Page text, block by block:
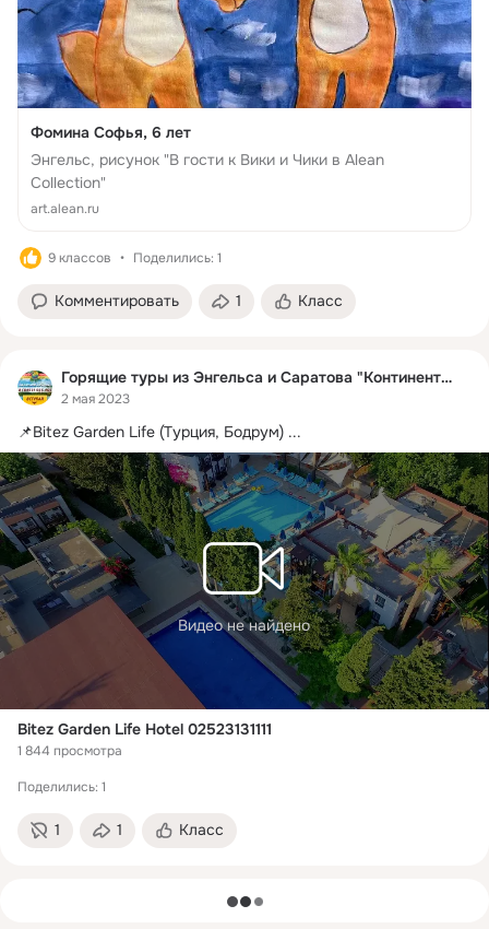
Фомина Софья, 6 лет
Энгельс, рисунок "В гости к Вики и Чики в Alean
Collection"
art.alean.ru
9 классов Поделились: 1
Комментировать 1 Класс
Горящие туры из Энгельса и Саратова "Континент-S"✈
2 мая 2023
📌Bitez Garden Life (Турция, Бодрум) ...
Видео не найдено
Bitez Garden Life Hotel 02523131111
1 844 просмотра
Поделились: 1
1 1 Класс